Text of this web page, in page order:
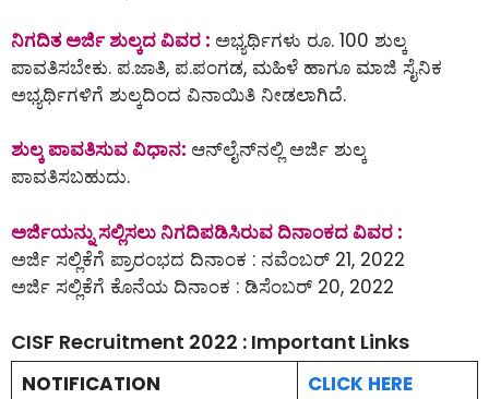
ನಿಗದಿತ ಅರ್ಜಿ ಶುಲ್ಕದ ವಿವರ : ಅಭ್ಯರ್ಥಿಗಳು ರೂ. 100 ಶುಲ್ಕ
ಪಾವತಿಸಬೇಕು. ಪ.ಜಾತಿ, ಪ.ಪಂಗಡ, ಮಹಿಳೆ ಹಾಗೂ ಮಾಜಿ ಸೈನಿಕ
ಅಭ್ಯರ್ಥಿಗಳಿಗೆ ಶುಲ್ಕದಿಂದ ವಿನಾಯಿತಿ ನೀಡಲಾಗಿದೆ.
ಶುಲ್ಕ ಪಾವತಿಸುವ ವಿಧಾನ: ಆನ್‌ಲೈನ್‌ನಲ್ಲಿ ಅರ್ಜಿ ಶುಲ್ಕ
ಪಾವತಿಸಬಹುದು.
ಅರ್ಜಿಯನ್ನು ಸಲ್ಲಿಸಲು ನಿಗದಿಪಡಿಸಿರುವ ದಿನಾಂಕದ ವಿವರ :
ಅರ್ಜಿ ಸಲ್ಲಿಕೆಗೆ ಪ್ರಾರಂಭದ ದಿನಾಂಕ : ನವೆಂಬರ್ 21, 2022
ಅರ್ಜಿ ಸಲ್ಲಿಕೆಗೆ ಕೊನೆಯ ದಿನಾಂಕ : ಡಿಸೆಂಬರ್ 20, 2022
CISF Recruitment 2022 : Important Links
NOTIFICATION
CLICK HERE